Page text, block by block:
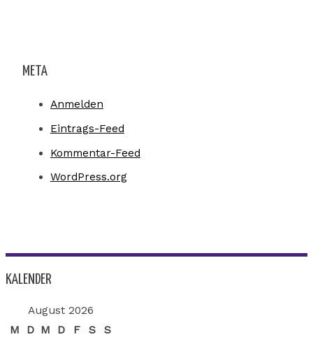
META
Anmelden
Eintrags-Feed
Kommentar-Feed
WordPress.org
KALENDER
August 2026
M
D M D F S
S